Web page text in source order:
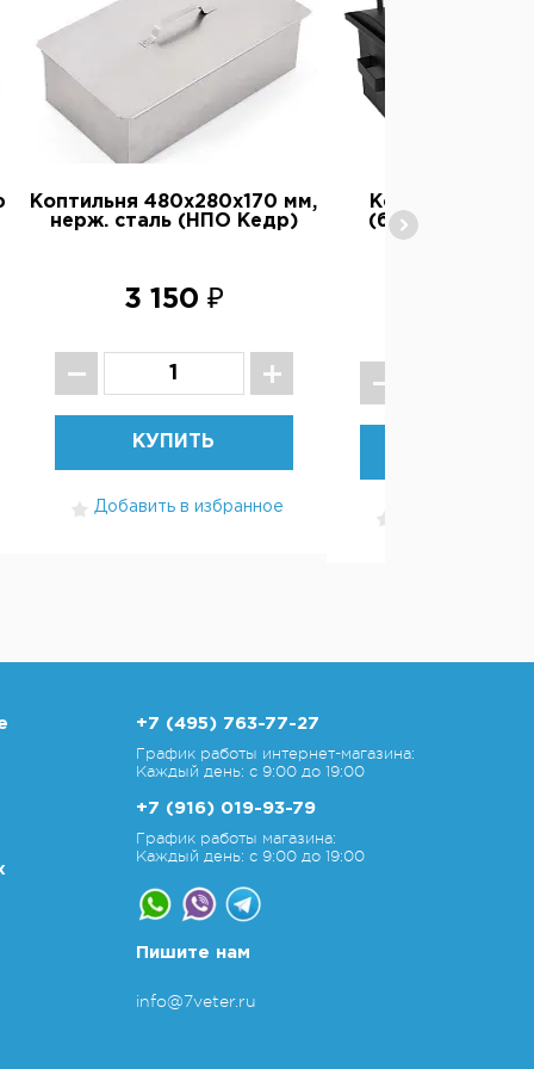
Коптильня 480х280х170 мм,
нерж. сталь (НПО Кедр)
3 150 ₽
КУПИТЬ
Добавить в избранное
Коптильня
(большая) с
+7 (495) 763-77-27
График работы интернет-магазина:
Каждый день: с 9:00 до 19:00
+7 (916) 019-93-79
График работы магазина:
Каждый день: с 9:00 до 19:00
Пишите нам
info@7veter.ru